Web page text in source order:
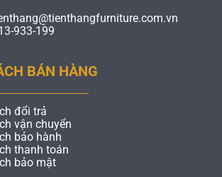
933-199
BÁN HÀNG
đổi trả
vận chuyển
bảo hành
thanh toán
bảo mật